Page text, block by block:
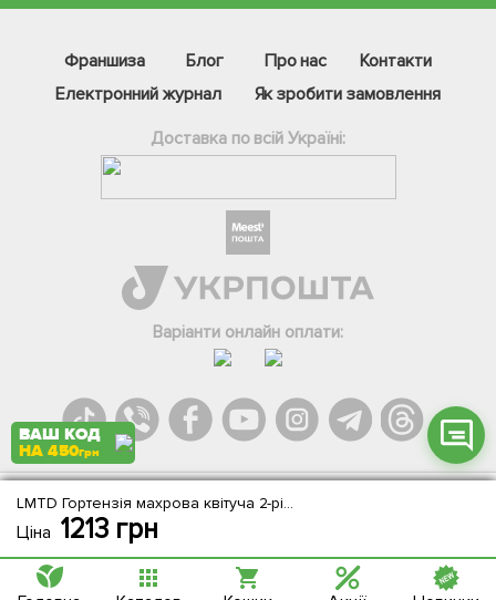
LMTD Гортензія махрова квітуча 2-річна "Elfy" (25-35см)
Ціна 1213грн
Франшиза Блог Про нас
Контакти
Електронний журнал
Як зробити замовлення
Доставка по всій Україні:
Варіанти онлайн оплати:
Agromarket.Copyright © 2013-2026. Всі права захищені
Інстаграм
Онлайн чат
ВАШ КОД
НА 450грн